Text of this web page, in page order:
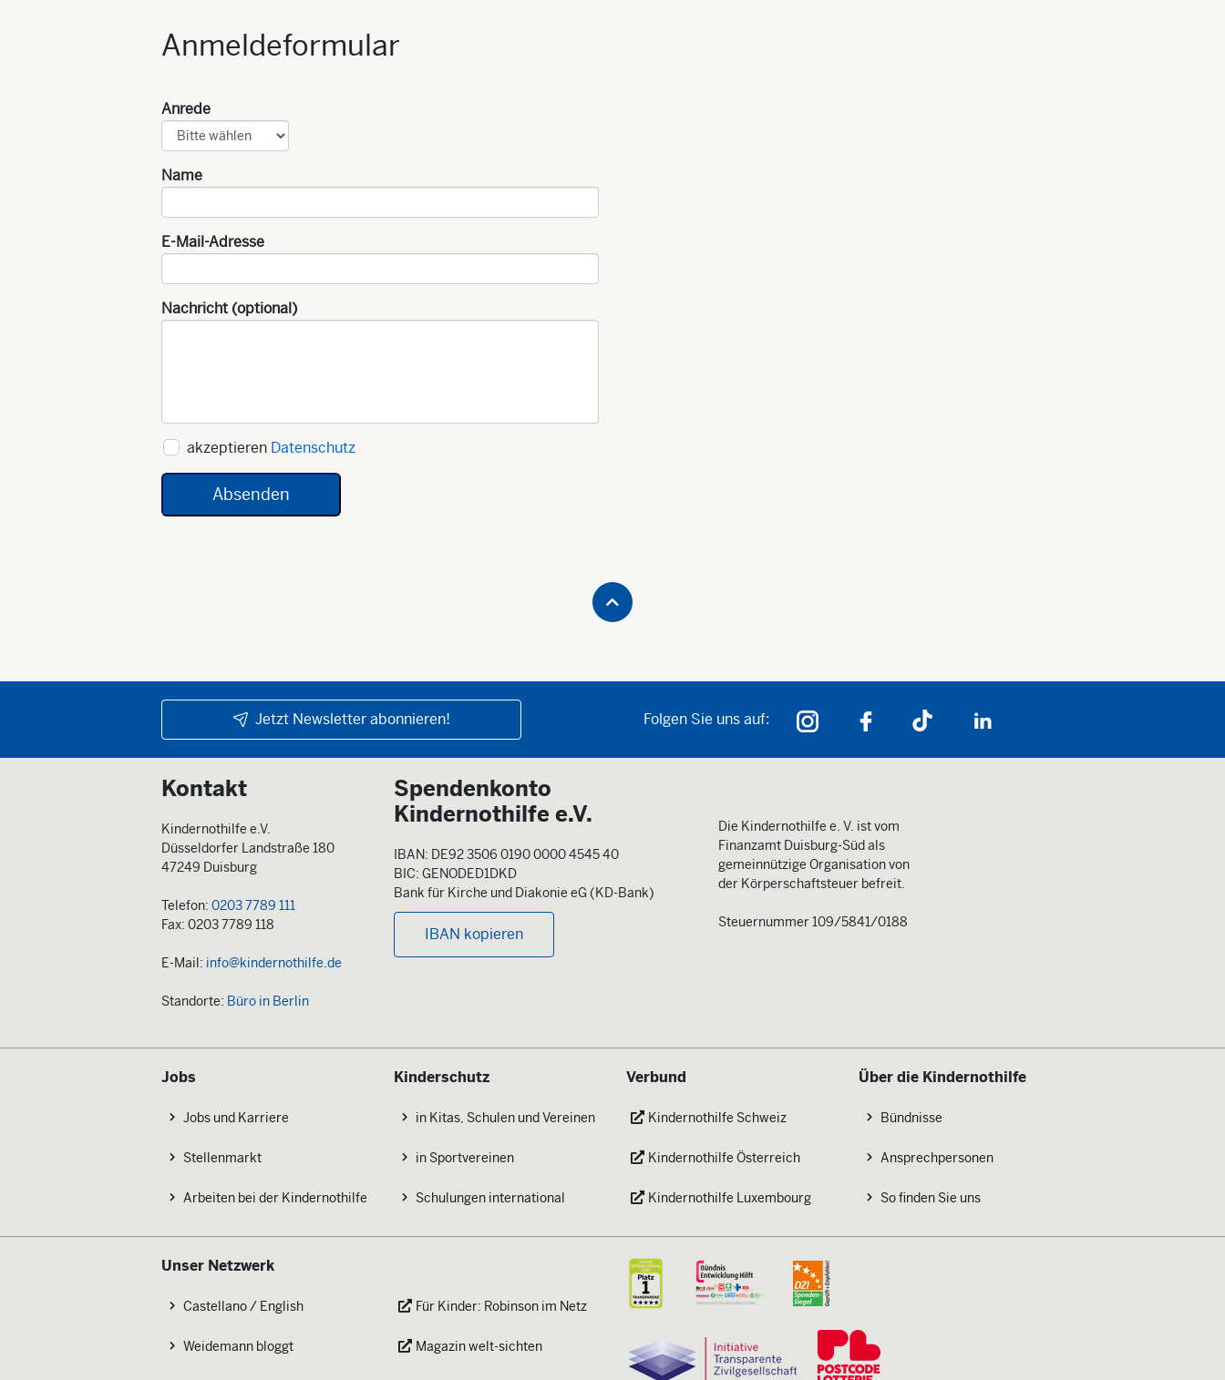
Anmeldeformular
Anrede
Name
E-Mail-Adresse
Nachricht (optional)
akzeptieren Datenschutz
Jetzt Newsletter abonnieren! Folgen Sie uns auf:
Kontakt
Kindernothilfe e.V.
Düsseldorfer Landstraße 180
47249 Duisburg
Telefon: 0203 7789 111
Fax: 0203 7789 118
E-Mail: info@kindernothilfe.de
Standorte: Büro in Berlin
Spendenkonto
Kindernothilfe e.V.
IBAN: DE92 3506 0190 0000 4545 40
BIC: GENODED1DKD
Bank für Kirche und Diakonie eG (KD-Bank)
IBAN kopieren
Die Kindernothilfe e. V. ist vom
Finanzamt Duisburg-Süd als
gemeinnützige Organisation von
der Körperschaftsteuer befreit.
Steuernummer 109/5841/0188
Jobs
Jobs und Karriere
Stellenmarkt
Arbeiten bei der Kindernothilfe
Kinderschutz
in Kitas, Schulen und Vereinen
in Sportvereinen
Schulungen international
Verbund
Kindernothilfe Schweiz
Kindernothilfe Österreich
Kindernothilfe Luxembourg
Über die Kindernothilfe
Bündnisse
Ansprechpersonen
So finden Sie uns
Unser Netzwerk
Castellano / English
Weidemann bloggt
Für Kinder: Robinson im Netz
Magazin welt-sichten